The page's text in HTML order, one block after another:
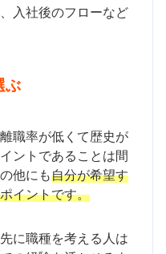
入社後のフローなど
ぶ
職率が低くて歴史が
ントであることは間
他にも自分が希望す
イントです。
に職種を考える人は